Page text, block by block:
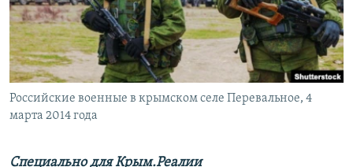
ПОБЕДИТЕЛЕЙ НЕ СУДЯТ?
КРЫМ.НЕПОКОРЕННЫЙ
ELIFBE
УКРАИНСКАЯ ПРОБЛЕМА КРЫМА
ПРИСОЕДИНЯЙТЕСЬ!
Все сайты RFE/RL
Российские военные в крымском селе Перевальное, 4
марта 2014 года
Специально для Крым.Реалии